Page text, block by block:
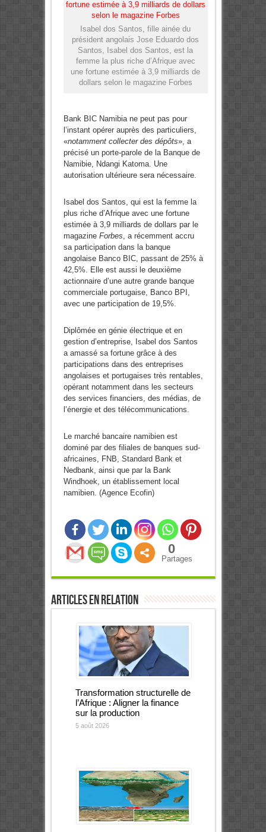
Isabel dos Santos, fille ainée du
président angolais Jose Eduardo dos
Santos, Isabel dos Santos, est la
femme la plus riche d’Afrique avec
une fortune estimée à 3,9 milliards de
dollars selon le magazine Forbes
Bank BIC Namibia ne peut pas pour
l’instant opérer auprès des particuliers,
«notamment collecter des dépôts», a
précisé un porte-parole de la Banque de
Namibie, Ndangi Katoma. Une
autorisation ultérieure sera nécessaire.
Isabel dos Santos, qui est la femme la
plus riche d’Afrique avec une fortune
estimée à 3,9 milliards de dollars par le
magazine Forbes, a récemment accru
sa participation dans la banque
angolaise Banco BIC, passant de 25% à
42,5%. Elle est aussi le deuxième
actionnaire d’une autre grande banque
commerciale portugaise, Banco BPI,
avec une participation de 19,5%.
Diplômée en génie électrique et en
gestion d’entreprise, Isabel dos Santos
a amassé sa fortune grâce à des
participations dans des entreprises
angolaises et portugaises très rentables,
opérant notamment dans les secteurs
des services financiers, des médias, de
l’énergie et des télécommunications.
Le marché bancaire namibien est
dominé par des filiales de banques sud-
africaines, FNB, Standard Bank et
Nedbank, ainsi que par la Bank
Windhoek, un établissement local
namibien. (Agence Ecofin)
0
Partages
Articles en relation
Transformation structurelle de
l’Afrique : Aligner la finance
sur la production
5 août 2026